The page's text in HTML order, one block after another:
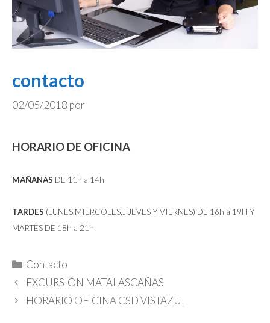
contacto
02/05/2018 por
HORARIO DE OFICINA
MAÑANAS DE 11h a 14h
TARDES (LUNES,MIERCOLES,JUEVES Y VIERNES) DE 16h a 19H Y
MARTES DE 18h a 21h
Categorías
Contacto
EXCURSIÓN MATALASCAÑAS
HORARIO OFICINA CSD VISTAZUL